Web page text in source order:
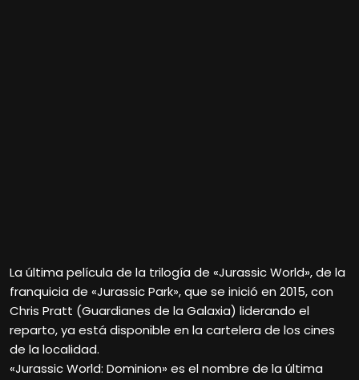
La última película de la trilogía de «Jurassic World», de la
franquicia de «Jurassic Park», que se inició en 2015, con
Chris Pratt (Guardianes de la Galaxia) liderando el
reparto, ya está disponible en la cartelera de los cines
de la localidad.
«Jurassic World: Dominion» es el nombre de la última